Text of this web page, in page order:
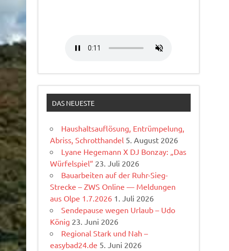
DAS NEUESTE
Haushaltsauflösung, Entrümpelung,
Abriss, Schrotthandel 5. August 2026
Lyane Hegemann X DJ Bonzay: „Das
Würfelspiel“ 23. Juli 2026
Bauarbeiten auf der Ruhr-Sieg-
Strecke – ZWS Online — Meldungen
aus Olpe 1.7.2026 1. Juli 2026
Sendepause wegen Urlaub – Udo
König 23. Juni 2026
Regional Stark und Nah –
easybad24.de 5. Juni 2026